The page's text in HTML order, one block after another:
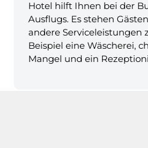
Hotel hilft Ihnen bei der
Ausflugs. Es stehen
andere Serviceleistungen
Beispiel eine Wäscherei,
Mangel und ein